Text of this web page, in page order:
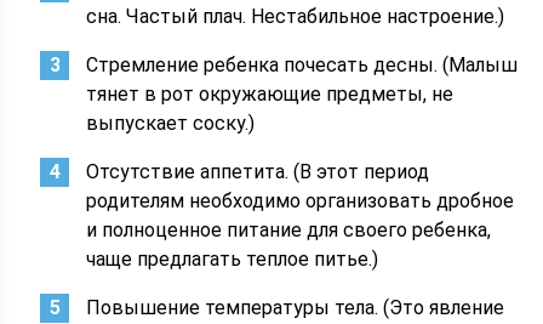
сна. Частый плач. Нестабильное настроение.)
Стремление ребенка почесать десны. (Малыш
тянет в рот окружающие предметы, не
выпускает соску.)
Отсутствие аппетита. (В этот период
родителям необходимо организовать дробное
и полноценное питание для своего ребенка,
чаще предлагать теплое питье.)
Повышение температуры тела. (Это явление